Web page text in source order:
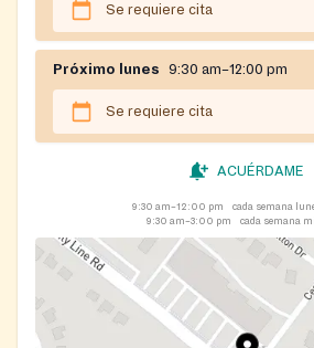
Se requiere cita
Próximo lunes 9:30 am–12:00 pm
Se requiere cita
ACUÉRDAME
9:30 am–12:00 pm
cada semana
9:30 am–3:00 pm
cada semana